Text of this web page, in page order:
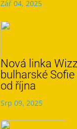
Zář 04, 2025
Nová linka
bulharské
od října
Srp 09, 2025